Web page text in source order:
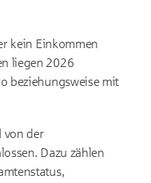
kein Einkommen
liegen 2026
beziehungsweise mit
von der
Dazu zählen